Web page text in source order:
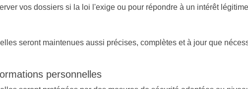
vos dossiers si la loi l'exige ou pour répondre à un intérêt
seront maintenues aussi précises, complètes et à jour que
personnelles